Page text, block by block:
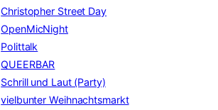
Christopher Street Day
OpenMicNight
Polittalk
QUEERBAR
Schrill und Laut (Party)
vielbunter Weihnachtsmarkt